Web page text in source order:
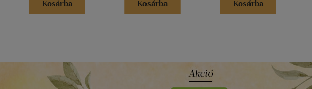
Kosárba
Kosárba
Kosárba